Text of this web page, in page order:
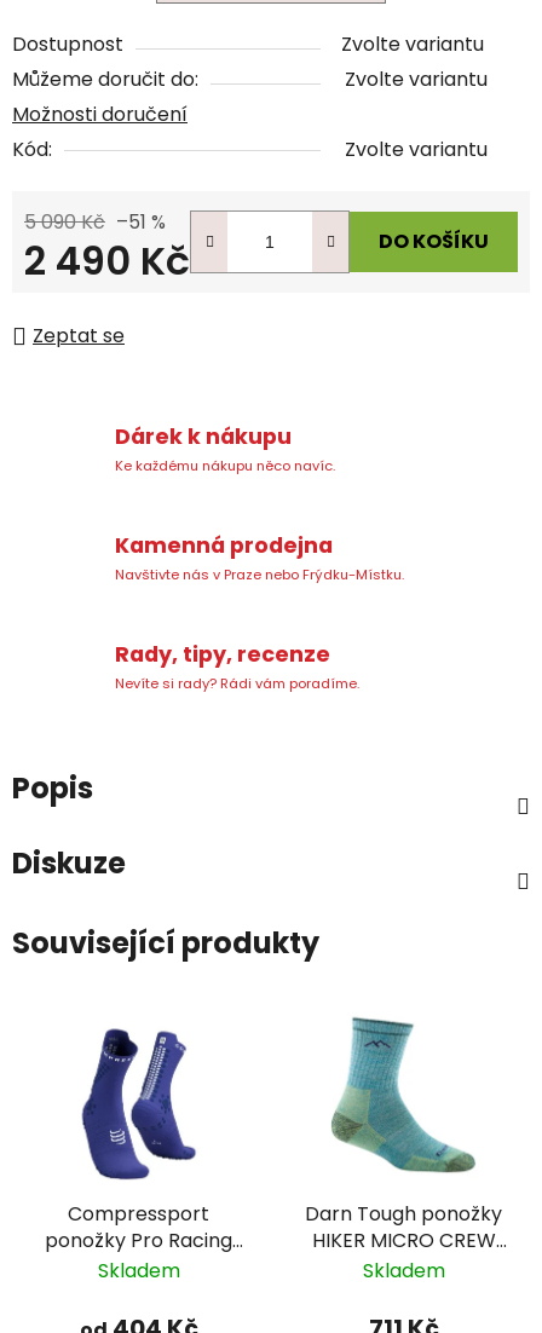
Dostupnost
Zvolte variantu
Můžeme doručit do:
Zvolte variantu
Možnosti doručení
Kód:
Zvolte variantu
5 090 Kč –51 %
2 490 Kč DO KOŠÍKU
Zeptat se
Dárek k nákupu
Ke každému nákupu něco navíc.
Kamenná prodejna
Navštivte nás v Praze nebo Frýdku-Místku.
Rady, tipy, recenze
Nevíte si rady? Rádi vám poradíme.
Popis
Diskuze
Související produkty
Compressport
ponožky Pro Racing
Trail - modrá
Skladem
Darn Tough ponožky
HIKER MICRO CREW
Midweight Merino -
modrozelené
Skladem